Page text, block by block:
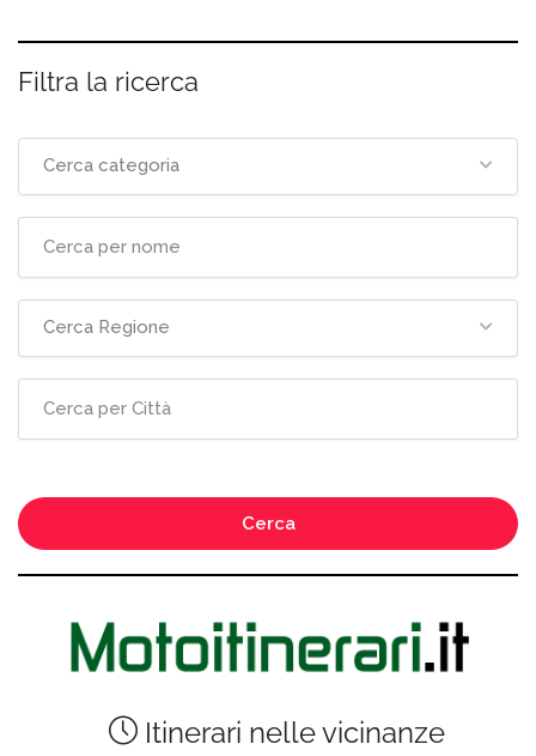
Filtra la ricerca
Cerca categoria
Cerca Regione
Cerca
Itinerari nelle vicinanze